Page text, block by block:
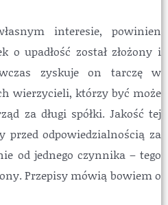
interesie, powinien
o upadłość został złożony i
zyskuje on tarczę w
wierzycieli, którzy być może
za długi spółki. Jakość tej
przed odpowiedzialnością za
od jednego czynnika – tego
Przepisy mówią bowiem o